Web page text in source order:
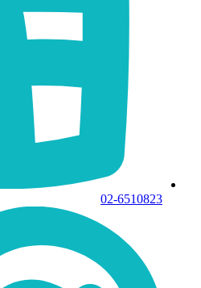
02-6510823